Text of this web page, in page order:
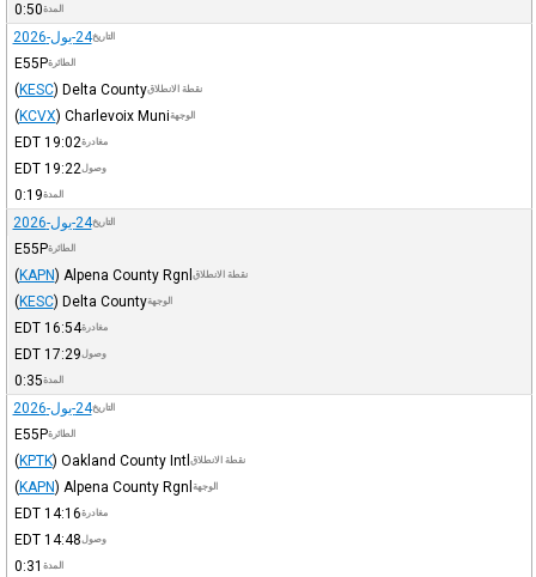
المدة0:50
التاريخ24-يول-2026
الطائرةE55P
نقطة الانطلاقDelta County
(KESC)
الوجهةCharlevoix Muni
(KCVX)
مغادرة19:02
EDT
وصول 19:22
EDT
المدة0:19
التاريخ24-يول-2026
الطائرةE55P
نقطة الانطلاق Alpena County Rgnl
(KAPN)
الوجهةDelta County
(KESC)
مغادرة16:54
EDT
وصول 17:29
EDT
المدة0:35
التاريخ24-يول-2026
الطائرةE55P
نقطة الانطلاق Oakland County Intl
(KPTK)
الوجهة Alpena County Rgnl
(KAPN)
مغادرة14:16
EDT
وصول 14:48
EDT
المدة 0:31